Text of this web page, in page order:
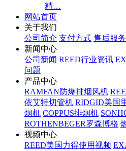
精…
网站首页
关于我们
公司简介 支付方式 售后服务
新闻中心
公司新闻 REED行业资讯
问题
产品中心
RAMFAN防爆排烟风机
依艾特切管机 RIDGID美国
烟机 COPPUS排烟机
ROTHENBEGER罗森博格
视频中心
REED美国力得使用视频